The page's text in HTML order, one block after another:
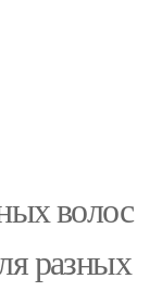
волос
разных